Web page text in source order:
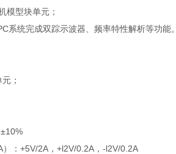
模型块单元；
系统完成双踪示波器、频率特性解析等功能。
；
：+5V/2A，+l2V/0.2A，-l2V/0.2A